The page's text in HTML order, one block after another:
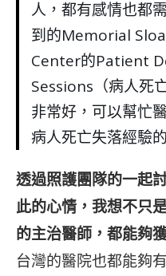
人，都有感情也都
到的Memorial
Center的Patient
Sessions（病人死
非常好，可以幫忙
病人死亡失落經驗
透過照護團隊的一起
此的心情，我想不只
的主治醫師，都能夠
台灣的醫院也都能夠